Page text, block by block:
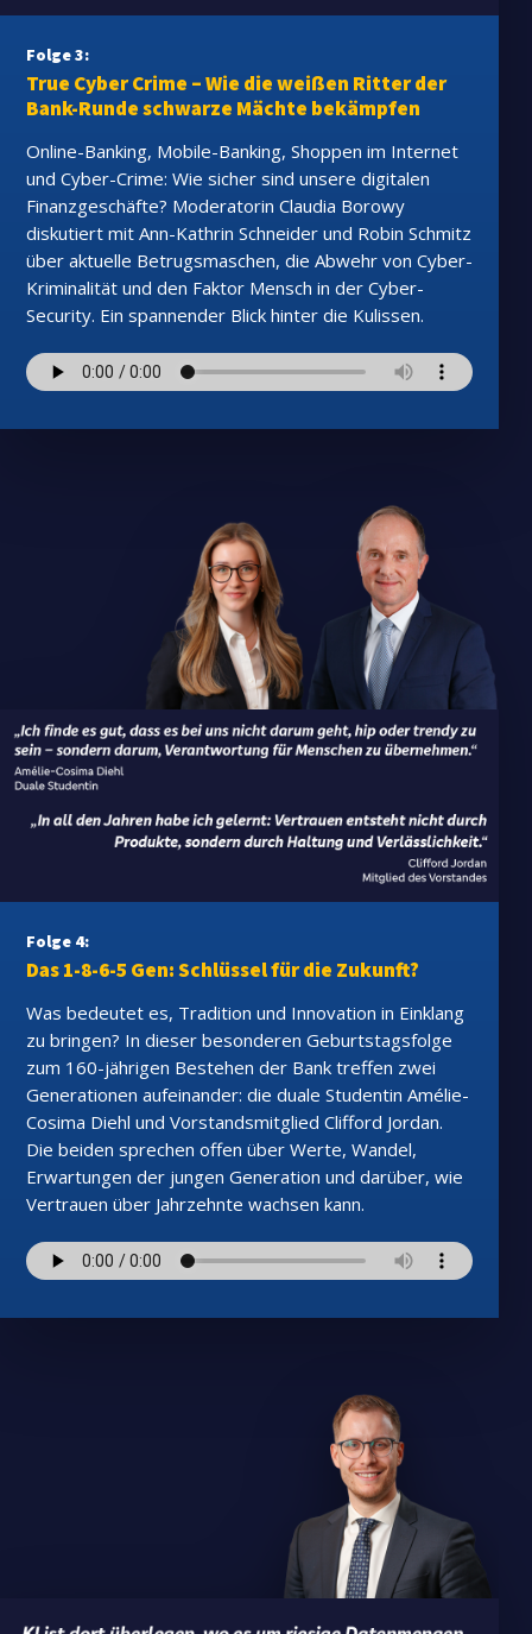
Folge 3:
True Cyber Crime – Wie die weißen Ritter der
Bank-Runde schwarze Mächte bekämpfen
Online-Banking, Mobile-Banking, Shoppen im Internet
und Cyber-Crime: Wie sicher sind unsere digitalen
Finanzgeschäfte? Moderatorin Claudia Borowy
diskutiert mit Ann-Kathrin Schneider und Robin Schmitz
über aktuelle Betrugsmaschen, die Abwehr von Cyber-
Kriminalität und den Faktor Mensch in der Cyber-
Security. Ein spannender Blick hinter die Kulissen.
Folge 4:
Das 1-8-6-5 Gen: Schlüssel für die Zukunft?
Was bedeutet es, Tradition und Innovation in Einklang
zu bringen? In dieser besonderen Geburtstagsfolge
zum 160-jährigen Bestehen der Bank treffen zwei
Generationen aufeinander: die duale Studentin Amélie-
Cosima Diehl und Vorstandsmitglied Clifford Jordan.
Die beiden sprechen offen über Werte, Wandel,
Erwartungen der jungen Generation und darüber, wie
Vertrauen über Jahrzehnte wachsen kann.